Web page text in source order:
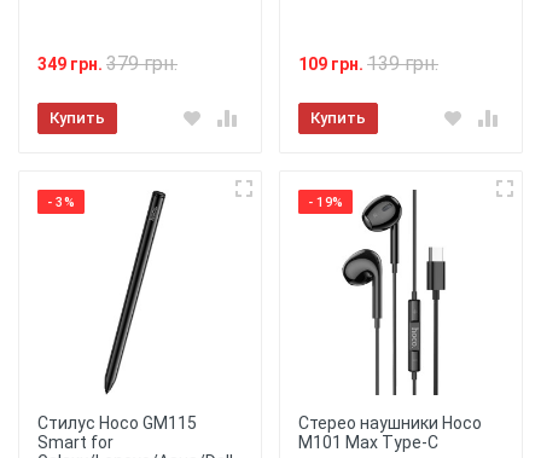
349 грн. 379 грн.
Купить
- 3%
Стилус Hoco GM115
Smart for
109 грн. 139 грн.
Купить
- 19%
Стерео наушники Hoco
M101 Max Type-C